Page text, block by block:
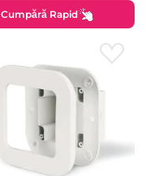
Cumpără Rapid